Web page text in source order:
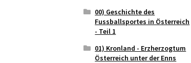
00) Geschichte des
Fussballsportes in Österreich
- Teil 1
01) Kronland - Erzherzogtum
Österreich unter der Enns